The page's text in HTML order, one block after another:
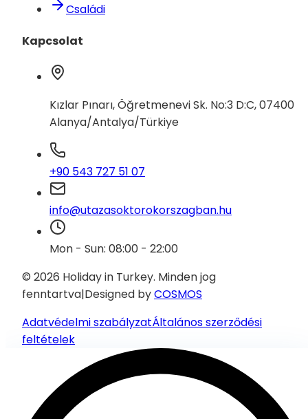
Családi
Kapcsolat
Kızlar Pınarı, Öğretmenevi Sk. No:3 D:C, 07400
Alanya/Antalya/Türkiye
+90 543 727 51 07
info@utazasoktorokorszagban.hu
Mon - Sun: 08:00 - 22:00
© 2026 Holiday in Turkey. Minden jog
fenntartva|Designed byCOSMOS
Adatvédelmi szabályzatÁltalános szerződési
feltételek